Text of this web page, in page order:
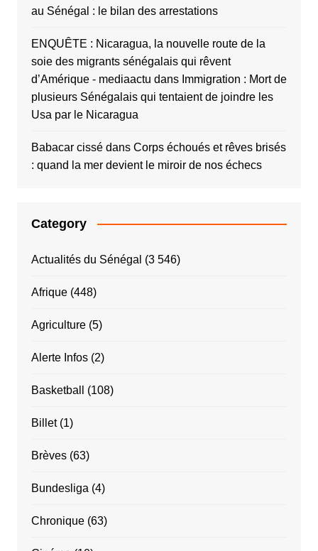
au Sénégal : le bilan des arrestations
ENQUÊTE : Nicaragua, la nouvelle route de la
soie des migrants sénégalais qui rêvent
d’Amérique - mediaactu dans Immigration : Mort de
plusieurs Sénégalais qui tentaient de joindre les
Usa par le Nicaragua
Babacar cissédans Corps échoués et rêves brisés
: quand la mer devient le miroir de nos échecs
Category
Actualités du Sénégal (3 546)
Afrique(448)
Agriculture(5)
Alerte Infos(2)
Basketball (108)
Billet(1)
Brèves(63)
Bundesliga (4)
Chronique(63)